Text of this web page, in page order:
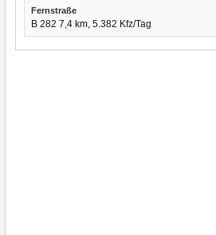
Fernstraße
B 282 7,4 km, 5.382 Kfz/Tag